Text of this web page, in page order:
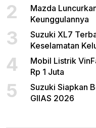
2
Mazda
Keunggulannya
3
Suzuki XL7
Keselamatan
4
Mobil Listrik
Rp 1 Juta
5
Suzuki Siapkan
GIIAS 2026